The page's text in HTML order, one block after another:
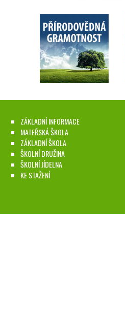
ZÁKLADNÍ INFORMACE
MATEŘSKÁ ŠKOLA
ZÁKLADNÍ ŠKOLA
ŠKOLNÍ DRUŽINA
ŠKOLNÍ JÍDELNA
KE STAŽENÍ